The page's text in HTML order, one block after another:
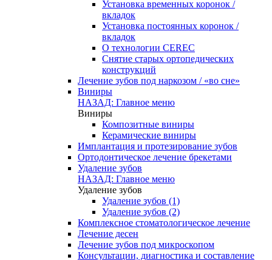
Установка временных коронок /
вкладок
Установка постоянных коронок /
вкладок
О технологии CEREC
Снятие старых ортопедических
конструкций
Лечение зубов под наркозом / «во сне»
Виниры
НАЗАД: Главное меню
Виниры
Композитные виниры
Керамические виниры
Имплантация и протезирование зубов
Ортодонтическое лечение брекетами
Удаление зубов
НАЗАД: Главное меню
Удаление зубов
Удаление зубов (1)
Удаление зубов (2)
Комплексное стоматологическое лечение
Лечение десен
Лечение зубов под микроскопом
Консультации, диагностика и составление